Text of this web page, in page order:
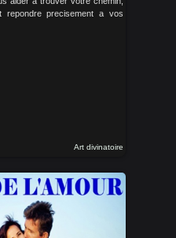
precisement a vos
Art divinatoire